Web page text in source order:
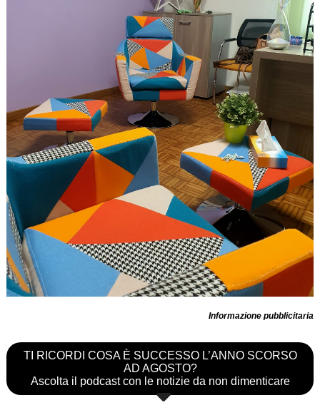
Informazione pubblicitaria
TI RICORDI COSA È SUCCESSO L’ANNO SCORSO
AD AGOSTO?
Ascolta il podcast con le notizie da non dimenticare